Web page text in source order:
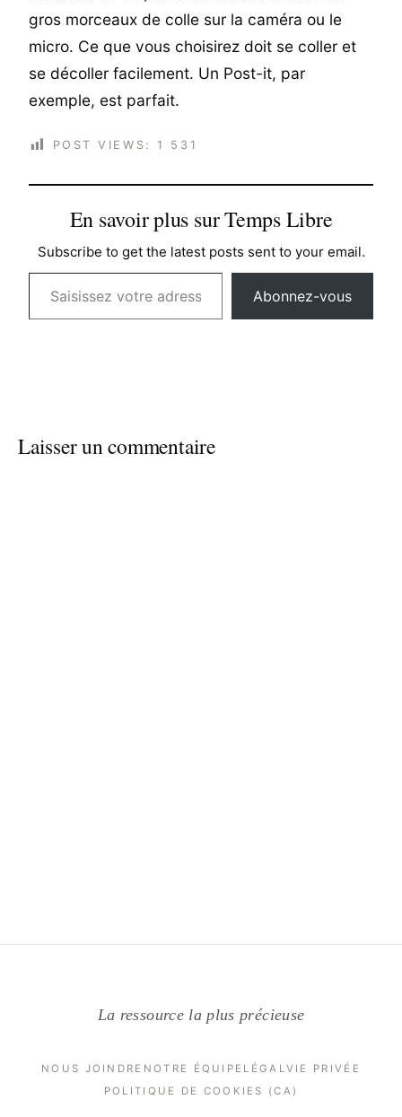
gros morceaux de colle sur la caméra ou le
micro. Ce que vous choisirez doit se coller et
se décoller facilement. Un Post-it, par
exemple, est parfait.
POST VIEWS: 1 531
En savoir plus sur Temps Libre
Subscribe to get the latest posts sent to your email.
Saisissez votre adresse e-mail…
Abonnez-vous
Laisser un commentaire
La ressource la plus précieuse
NOUS JOINDRE NOTRE ÉQUIPE LÉGALVIE PRIVÉE
POLITIQUE DE COOKIES (CA)